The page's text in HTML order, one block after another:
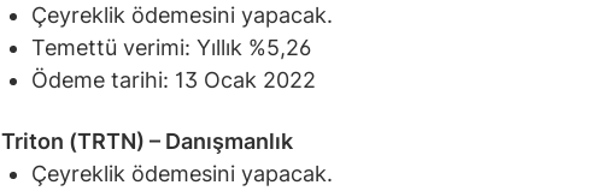
Çeyreklik ödemesini yapacak.
Temettü verimi: Yıllık %5,26
Ödeme tarihi: 13 Ocak 2022
Triton (TRTN) – Danışmanlık
Çeyreklik ödemesini yapacak.